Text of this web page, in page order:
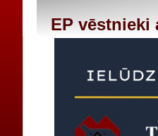
EP vēstnieki